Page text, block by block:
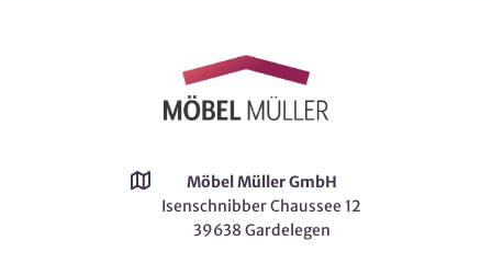
Möbel Müller GmbH
Isenschnibber Chaussee 12
39638 Gardelegen